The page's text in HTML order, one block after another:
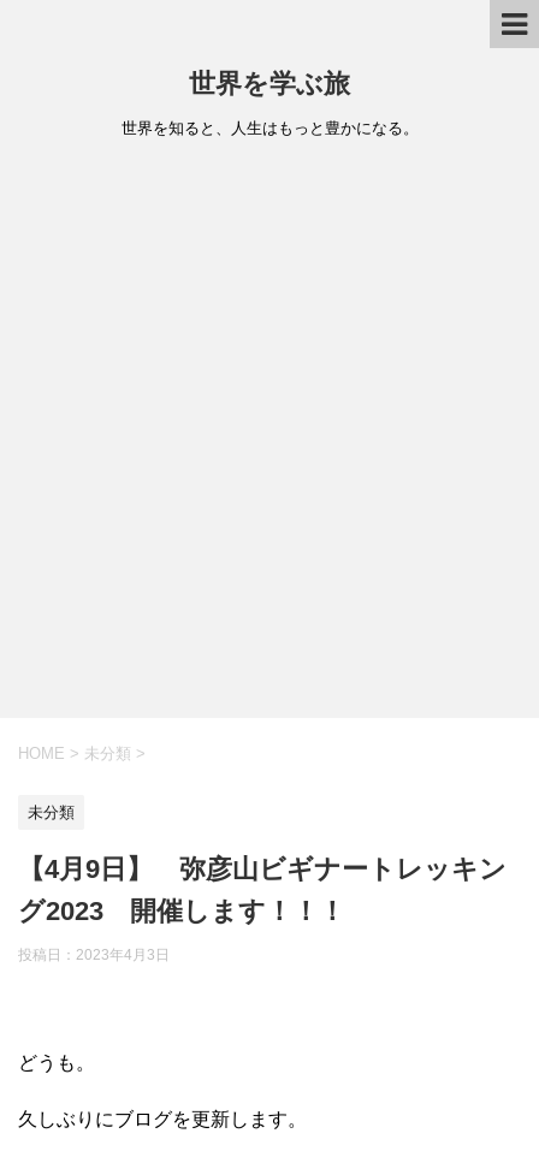
世界を学ぶ旅
世界を知ると、人生はもっと豊かになる。
HOME > 未分類 >
未分類
【4月9日】 弥彦山ビギナートレッキン
グ2023 開催します！！！
投稿日： 2023年4月3日
どうも。
久しぶりにブログを更新します。